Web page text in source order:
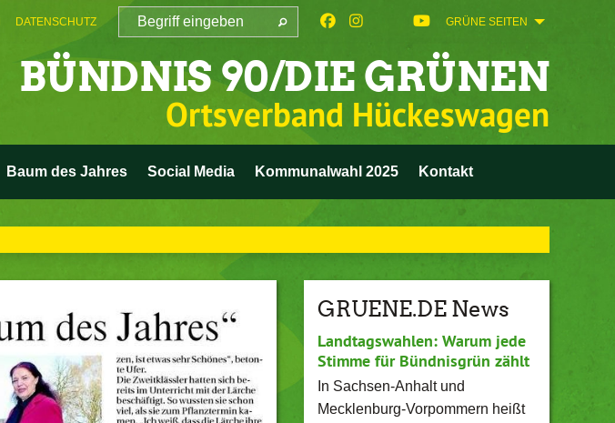
GRÜNE SEITEN
DATENSCHUTZ
BÜNDNIS 90/DIE GRÜNEN
Ortsverband Hückeswagen
Baum des Jahres Social Media Kommunalwahl 2025 Kontakt
GRUENE.DE News
Landtagswahlen: Warum jede
Stimme für Bündnisgrün zählt
In Sachsen-Anhalt und
Mecklenburg-Vorpommern heißt